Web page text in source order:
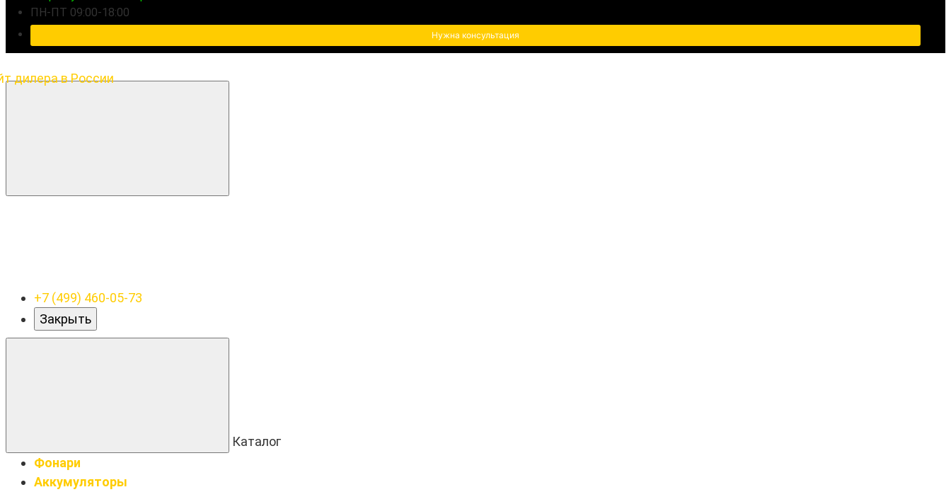
ПН-ПТ 09:00-18:00
Нужна консультация
+7 (499) 460-05-73
Закрыть
Каталог
Фонари
Аккумуляторы